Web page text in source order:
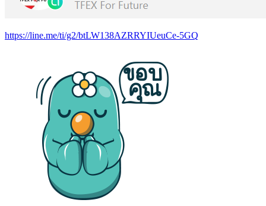
https://line.me/ti/g2/btLW138AZRRYIUeuCe-5GQ